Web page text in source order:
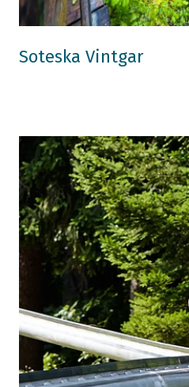
Soteska Vintgar